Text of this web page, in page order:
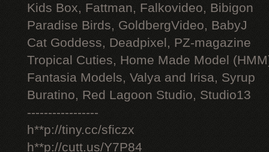
Kids Box, Fattman, Falkovideo, Bibigon
Paradise Birds, GoldbergVideo, BabyJ
Cat Goddess, Deadpixel, PZ-magazine
Tropical Cuties, Home Made Model
Fantasia Models, Valya and Irisa, Syrup
Buratino, Red Lagoon Studio, Studio13
-----------------
h**p://tiny.cc/sficzx
h**p://cutt.us/Y7P84